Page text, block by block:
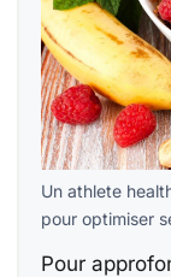
Un athlete
pour optimiser
Pour